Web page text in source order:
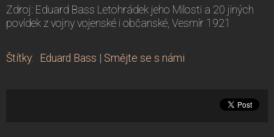
Zdroj: Eduard Bass Letohrádek jeho Milosti a 20 jiných
povídek z vojny vojenské i občanské, Vesmír 1921
Štítky: Eduard Bass | Smějte se s námi